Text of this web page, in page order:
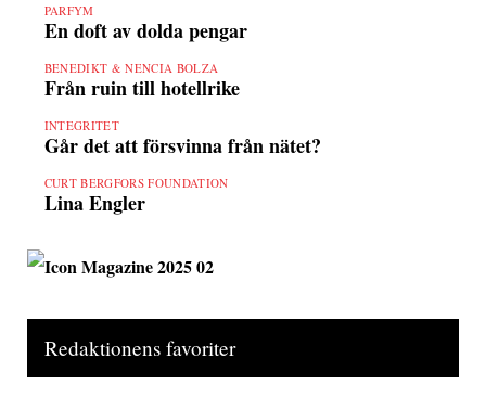
PARFYM
En doft av dolda pengar
BENEDIKT & NENCIA BOLZA
Från ruin till hotellrike
INTEGRITET
Går det att försvinna från nätet?
CURT BERGFORS FOUNDATION
Lina Engler
Redaktionens favoriter